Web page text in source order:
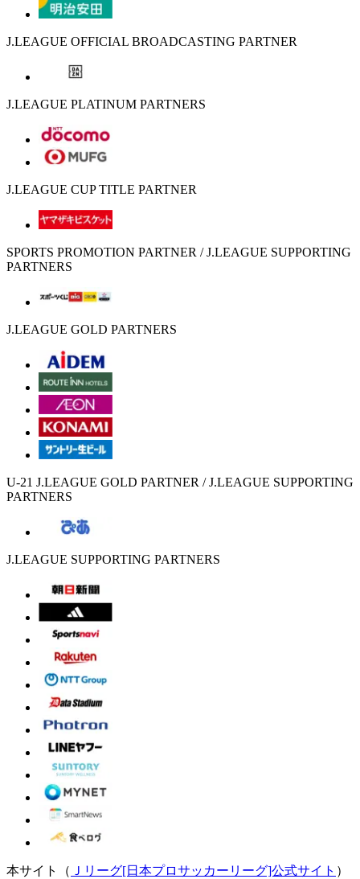
J.LEAGUE OFFICIAL BROADCASTING PARTNER
J.LEAGUE PLATINUM PARTNERS
J.LEAGUE CUP TITLE PARTNER
SPORTS PROMOTION PARTNER / J.LEAGUE SUPPORTING
PARTNERS
J.LEAGUE GOLD PARTNERS
U-21 J.LEAGUE GOLD PARTNER / J.LEAGUE SUPPORTING
PARTNERS
J.LEAGUE SUPPORTING PARTNERS
本サイト（ Ｊリーグ[日本プロサッカーリーグ]公式サイト ）